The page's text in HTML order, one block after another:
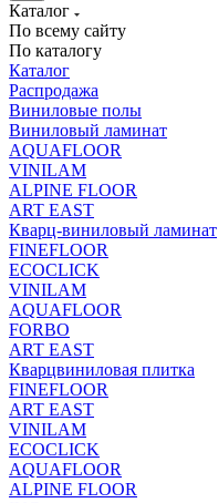
Каталог
По всему сайту
По каталогу
Каталог
Распродажа
Виниловые полы
Виниловый ламинат
AQUAFLOOR
VINILAM
ALPINE FLOOR
ART EAST
Кварц-виниловый ламинат
FINEFLOOR
ECOCLICK
VINILAM
AQUAFLOOR
FORBO
ART EAST
Кварцвиниловая плитка
FINEFLOOR
ART EAST
VINILAM
ECOCLICK
AQUAFLOOR
ALPINE FLOOR